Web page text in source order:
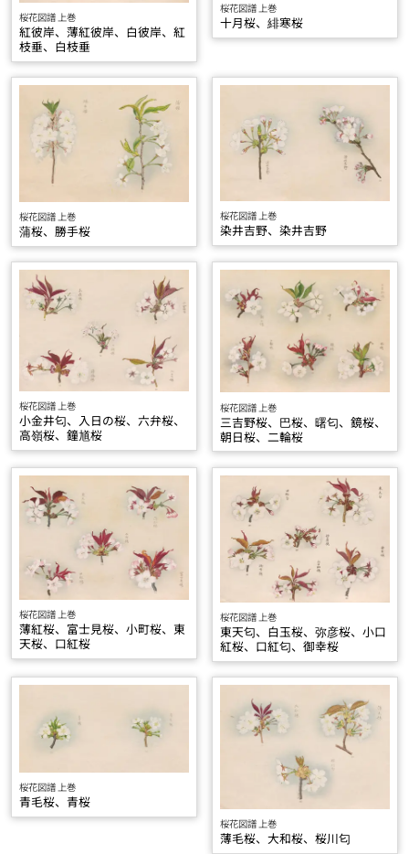
桜花図譜 上巻
紅彼岸、薄紅彼岸、白彼岸、紅
枝垂、白枝垂
桜花図譜 上巻
十月桜、緋寒桜
桜花図譜 上巻
蒲桜、勝手桜
桜花図譜 上巻
染井吉野、染井吉野
桜花図譜 上巻
小金井匂、入日の桜、六弁桜、
高嶺桜、鐘馗桜
桜花図譜 上巻
三吉野桜、巴桜、曙匂、鏡桜、
朝日桜、二輪桜
桜花図譜 上巻
薄紅桜、富士見桜、小町桜、東
天桜、口紅桜
桜花図譜 上巻
東天匂、白玉桜、弥彦桜、小口
紅桜、口紅匂、御幸桜
桜花図譜 上巻
青毛桜、青桜
桜花図譜 上巻
薄毛桜、大和桜、桜川匂